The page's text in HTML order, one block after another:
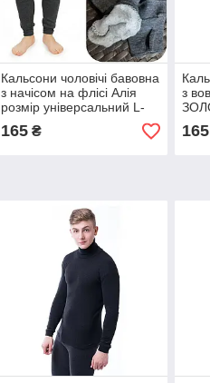
Кальсони чоловічі бавовна
з начісом на флісі Алія
розмір універсальний L-
6XL (46-54)
165₴
з
(48-
165